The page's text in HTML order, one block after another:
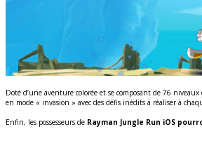
Doté d’une aventure colorée et se composant de 76
en mode « invasion » avec des défis inédits à réaliser à
Enfin, les possesseurs de Rayman Jungle Run iOS